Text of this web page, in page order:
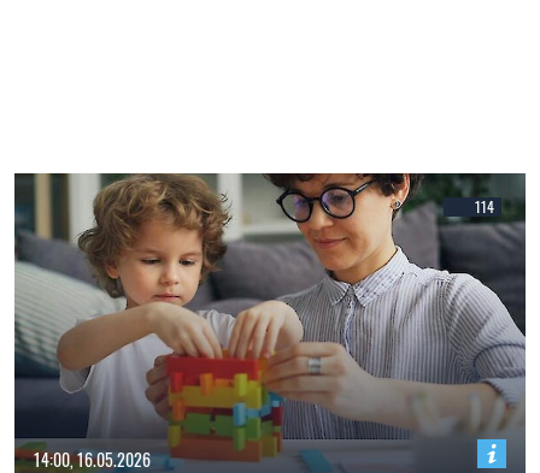
114
14:00, 16.05.2026